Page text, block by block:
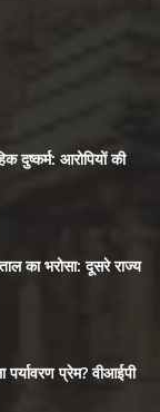
दुष्कर्म: आरोपियों की
का भरोसा: दूसरे राज्य
प्रेम? वीआईपी